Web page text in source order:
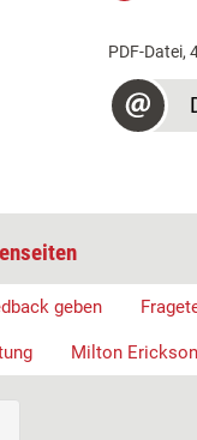
PDF-Datei,
geben
Milton Erickson